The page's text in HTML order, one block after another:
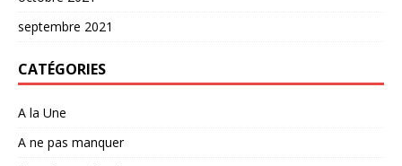
septembre 2021
CATÉGORIES
A la Une
A ne pas manquer